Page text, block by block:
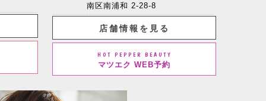
南区南浦和 2-28-8
店舗情報を見る
HOT PEPPER BEAUTY
マツエク WEB予約